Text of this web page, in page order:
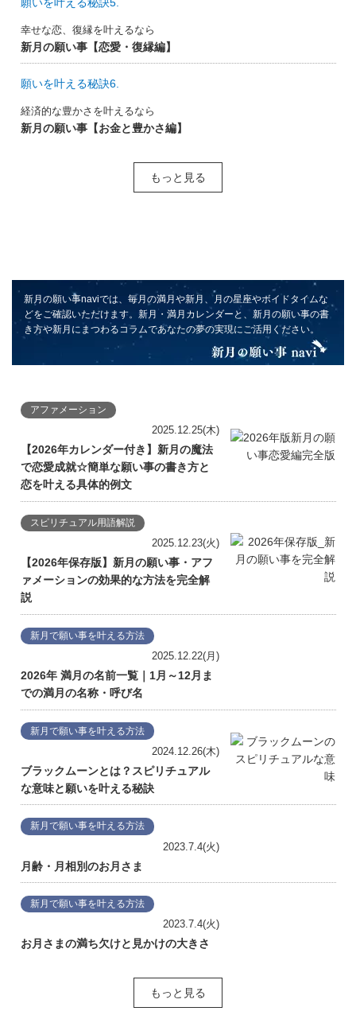
幸せな恋、復縁を叶えるなら
新月の願い事【恋愛・復縁編】
願いを叶える秘訣6.
経済的な豊かさを叶えるなら
新月の願い事【お金と豊かさ編】
もっと見る
新月の願い事naviでは、毎月の満月や新月、月の星座やボイドタイムな
どをご確認いただけます。新月・満月カレンダーと、新月の願い事の書
き方や新月にまつわるコラムであなたの夢の実現にご活用ください。
アファメーション
2025.12.25(木)
【2026年カレンダー付き】新月の魔法
で恋愛成就☆簡単な願い事の書き方と
恋を叶える具体的例文
スピリチュアル用語解説
2025.12.23(火)
【2026年保存版】新月の願い事・アフ
ァメーションの効果的な方法を完全解
説
新月で願い事を叶える方法
2025.12.22(月)
2026年 満月の名前一覧｜1月～12月ま
での満月の名称・呼び名
新月で願い事を叶える方法
2024.12.26(木)
ブラックムーンとは？スピリチュアル
な意味と願いを叶える秘訣
新月で願い事を叶える方法
2023.7.4(火)
月齢・月相別のお月さま
新月で願い事を叶える方法
2023.7.4(火)
お月さまの満ち欠けと見かけの大きさ
もっと見る